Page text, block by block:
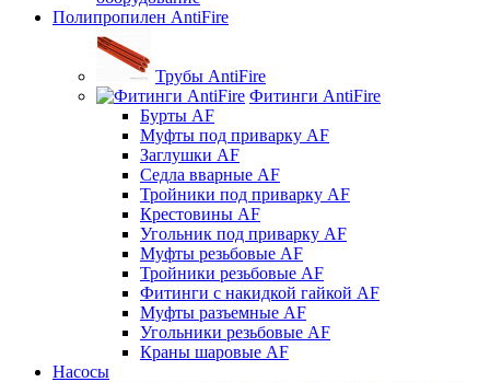
Полипропилен AntiFire
Трубы AntiFire
Фитинги AntiFire
Бурты AF
Муфты под приварку AF
Заглушки AF
Седла вварные AF
Тройники под приварку AF
Крестовины AF
Угольник под приварку AF
Муфты резьбовые AF
Тройники резьбовые AF
Фитинги с накидкой гайкой AF
Муфты разъемные AF
Угольники резьбовые AF
Краны шаровые AF
Насосы